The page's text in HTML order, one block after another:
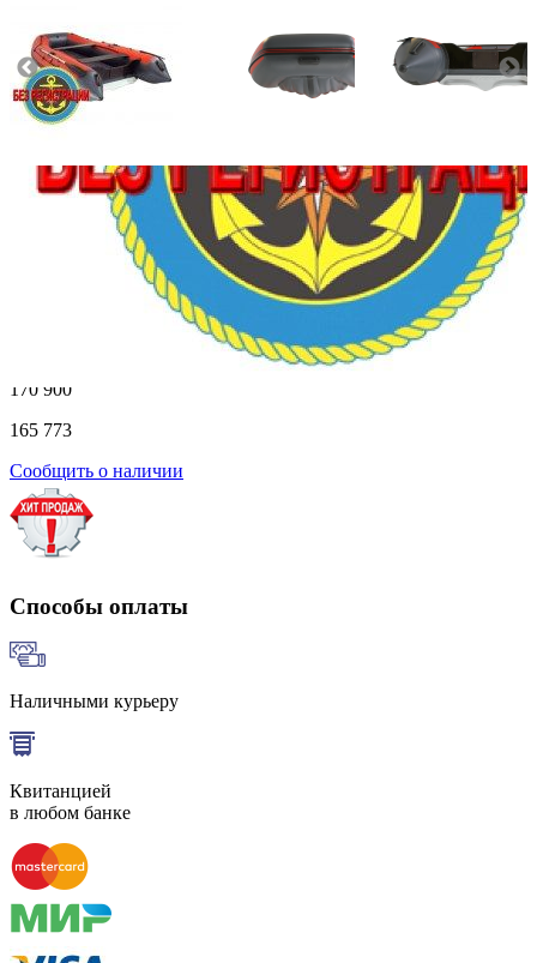
Количество мест:3
Масса комплекта:73
Мощность мотора:9.9
Тактность двигателя: 2
Длина лодки (см):
340
нднд (надувн. низкого давл.)
170 900
165 773
Сообщить о наличии
Способы оплаты
Наличными курьеру
Квитанцией
в любом банке